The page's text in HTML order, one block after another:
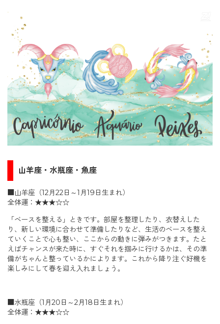
山羊座・水瓶座・魚座
■山羊座（12月22日～1月19日生まれ）
全体運：★★★☆☆
「ベースを整える」ときです。部屋を整理したり、衣替えした
り、新しい環境に合わせて準備したりなど、生活のベースを整え
ていくことで心も整い、ここからの動きに弾みがつきます。たと
えばチャンスが来た時に、すぐそれを掴みに行けるかは、その準
備がちゃんと整っているかによります。これから降り注ぐ好機を
楽しみにして春を迎え入れましょう。
■水瓶座（1月20日～2月18日生まれ）
全体運：★★★☆☆